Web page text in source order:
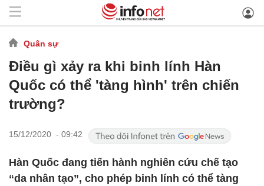
Quân sự
Điều gì xảy ra khi binh lính Hàn
Quốc có thể 'tàng hình' trên chiến
trường?
15/12/2020 - 09:42
Hàn Quốc đang tiến hành nghiên cứu chế tạo
“da nhân tạo”, cho phép binh lính có thể tàng